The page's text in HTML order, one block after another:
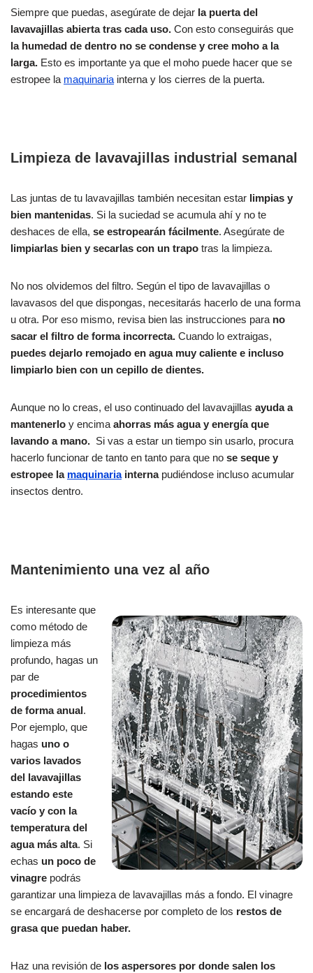
Siempre que puedas, asegúrate de dejar la puerta del
lavavajillas abierta tras cada uso. Con esto conseguirás que
la humedad de dentro no se condense y cree moho a la
larga. Esto es importante ya que el moho puede hacer que se
estropee la maquinaria interna y los cierres de la puerta.
Limpieza de lavavajillas industrial semanal
Las juntas de tu lavavajillas también necesitan estar limpias y
bien mantenidas. Si la suciedad se acumula ahí y no te
deshaces de ella, se estropearán fácilmente. Asegúrate de
limpiarlas bien y secarlas con un trapo tras la limpieza.
No nos olvidemos del filtro. Según el tipo de lavavajillas o
lavavasos del que dispongas, necesitarás hacerlo de una forma
u otra. Por eso mismo, revisa bien las instrucciones para no
sacar el filtro de forma incorrecta. Cuando lo extraigas,
puedes dejarlo remojado en agua muy caliente e incluso
limpiarlo bien con un cepillo de dientes.
Aunque no lo creas, el uso continuado del lavavajillas ayuda a
mantenerlo y encima ahorras más agua y energía que
lavando a mano. Si vas a estar un tiempo sin usarlo, procura
hacerlo funcionar de tanto en tanto para que no se seque y
estropee la maquinariainternapudiéndose incluso acumular
insectos dentro.
Mantenimiento una vez al año
Es interesante que
como método de
limpieza más
profundo, hagas un
par de
procedimientos
de forma anual.
Por ejemplo, que
hagas uno o
varios lavados
del lavavajillas
estando este
vacío y con la
temperatura del
agua más alta. Si
echas un poco de
vinagre podrás
garantizar una limpieza de lavavajillas más a fondo. El vinagre
se encargará de deshacerse por completo de los restos de
grasa que puedan haber.
Haz una revisión de los aspersores por donde salen los